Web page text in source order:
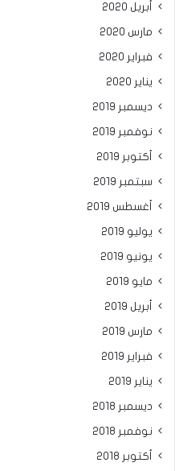
أبريل 2020
مارس 2020
فبراير 2020
يناير 2020
ديسمبر 2019
نوفمبر 2019
أكتوبر 2019
سبتمبر 2019
أغسطس 2019
يوليو 2019
يونيو 2019
مايو 2019
أبريل 2019
مارس 2019
فبراير 2019
يناير 2019
ديسمبر 2018
نوفمبر 2018
أكتوبر 2018